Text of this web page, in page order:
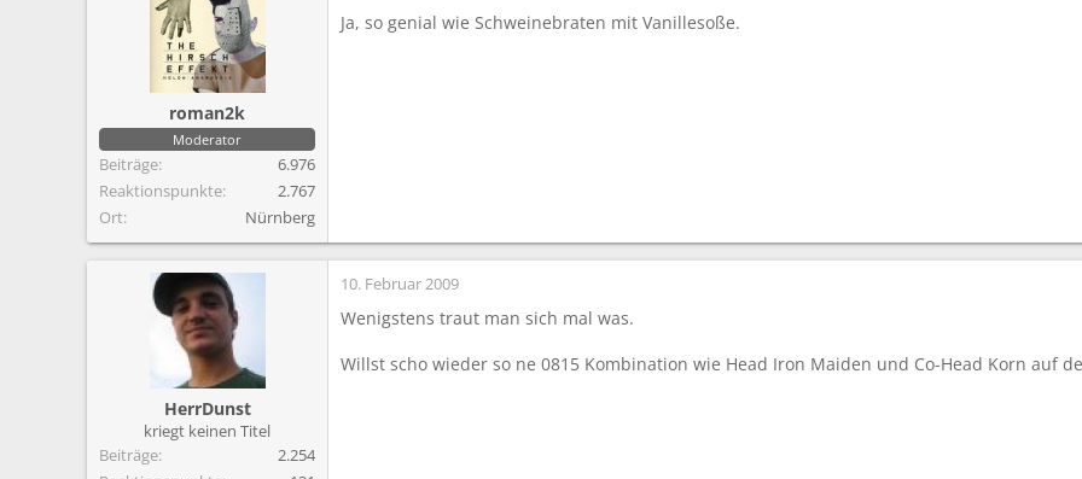
roman2k
Moderator
Beiträge
6.976
Reaktionspunkte
2.767
Ort
Nürnberg
Ja, so genial wie Schweinebraten mit Vanillesoße.
HerrDunst
kriegt keinen Titel
Beiträge
2.254
10. Februar 2009
Wenigstens traut man sich mal was.
Willst scho wieder so ne 0815 Kombination wie Head Iron Maiden und Co-Head Korn auf